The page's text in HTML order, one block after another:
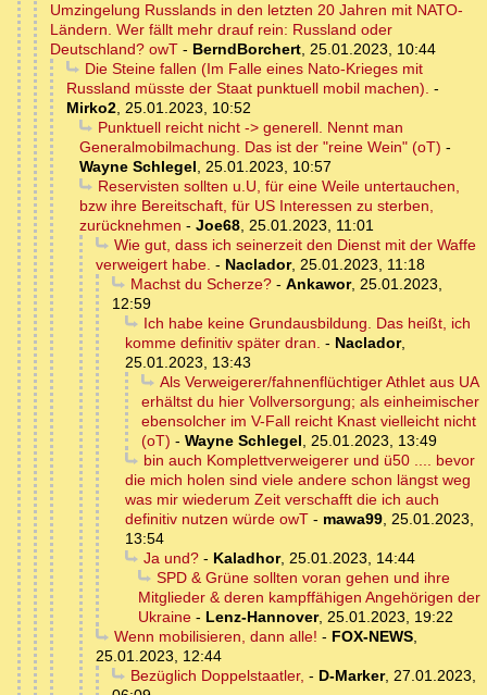
Umzingelung Russlands in den letzten 20 Jahren mit NATO-
Ländern. Wer fällt mehr drauf rein: Russland oder
Deutschland? owT - BerndBorchert, 25.01.2023, 10:44
Die Steine fallen (Im Falle eines Nato-Krieges mit
Russland müsste der Staat punktuell mobil machen). -
Mirko2, 25.01.2023, 10:52
Punktuell reicht nicht -> generell. Nennt man
Generalmobilmachung. Das ist der "reine Wein" (oT) -
Wayne Schlegel, 25.01.2023, 10:57
Reservisten sollten u.U, für eine Weile untertauchen,
bzw ihre Bereitschaft, für US Interessen zu sterben,
zurücknehmen - Joe68, 25.01.2023, 11:01
Wie gut, dass ich seinerzeit den Dienst mit der Waffe
verweigert habe. - Naclador, 25.01.2023, 11:18
Machst du Scherze?- Ankawor, 25.01.2023,
12:59
Ich habe keine Grundausbildung. Das heißt, ich
komme definitiv später dran. - Naclador,
25.01.2023, 13:43
Als Verweigerer/fahnenflüchtiger Athlet aus UA
erhältst du hier Vollversorgung; als einheimischer
ebensolcher im V-Fall reicht Knast vielleicht nicht
(oT) - Wayne Schlegel, 25.01.2023, 13:49
bin auch Komplettverweigerer und ü50 .... bevor
die mich holen sind viele andere schon längst weg
was mir wiederum Zeit verschafft die ich auch
definitiv nutzen würde owT - mawa99, 25.01.2023,
13:54
Ja und?- Kaladhor, 25.01.2023, 14:44
SPD & Grüne sollten voran gehen und ihre
Mitglieder & deren kampffähigen Angehörigen der
Ukraine - Lenz-Hannover, 25.01.2023, 19:22
Wenn mobilisieren, dann alle! - FOX-NEWS,
25.01.2023, 12:44
Bezüglich Doppelstaatler, - D-Marker, 27.01.2023,